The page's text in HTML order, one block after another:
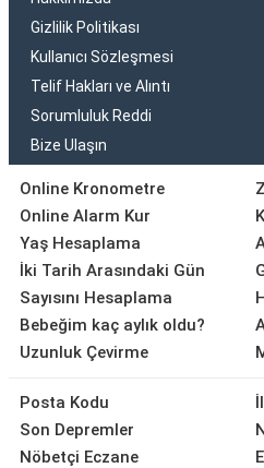
Gizlilik Politikası
Kullanıcı Sözleşmesi
Telif Hakları ve Alıntı
Sorumluluk Reddi
Bize Ulaşın
Online Kronometre
Online Alarm Kur
Yaş Hesaplama
İki Tarih Arasındaki Gün
Sayısını Hesaplama
Bebeğim kaç aylık oldu?
Uzunluk Çevirme
Posta Kodu
Son Depremler
Nöbetçi Eczane